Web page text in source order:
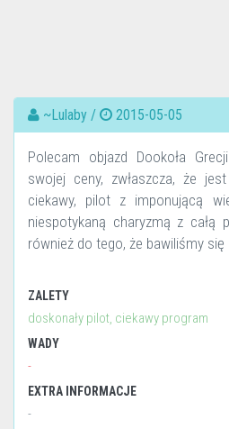
~Lulaby / 2015-05-05
Polecam objazd Dookoła
swojej ceny, zwłaszcza, że
ciekawy, pilot z imponującą
niespotykaną charyzmą z całą
również do tego, że bawiliśmy się
ZALETY
doskonały pilot, ciekawy program
WADY
-
EXTRA INFORMACJE
-